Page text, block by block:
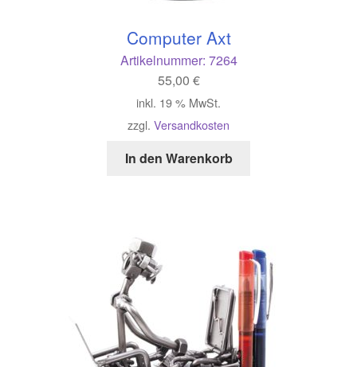
Computer Axt
Artikelnummer: 7264
55,00 €
inkl. 19 % MwSt.
zzgl. Versandkosten
In den Warenkorb